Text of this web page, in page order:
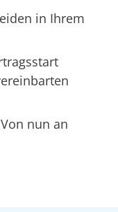
in Ihrem
Von nun an